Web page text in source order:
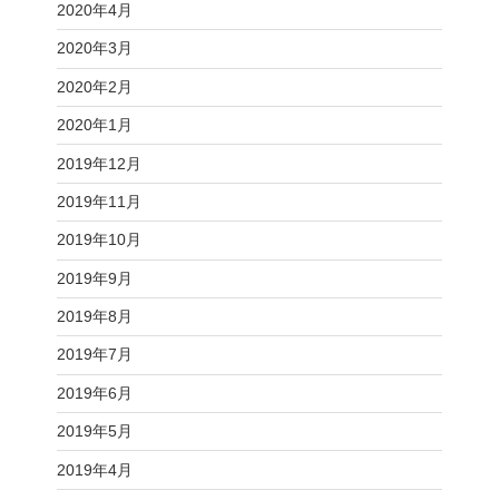
2020年4月
2020年3月
2020年2月
2020年1月
2019年12月
2019年11月
2019年10月
2019年9月
2019年8月
2019年7月
2019年6月
2019年5月
2019年4月